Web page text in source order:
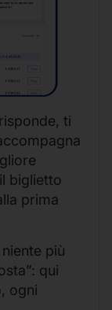
ti
biglietto
prima
niente più
qui
ogni